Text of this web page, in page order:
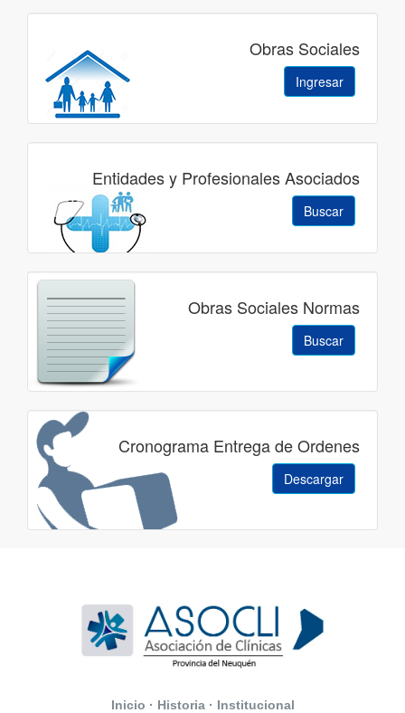
Obras Sociales
Ingresar
Entidades y Profesionales Asociados
Buscar
Obras Sociales Normas
Buscar
Cronograma Entrega de Ordenes
Descargar
Inicio · Historia· Institucional